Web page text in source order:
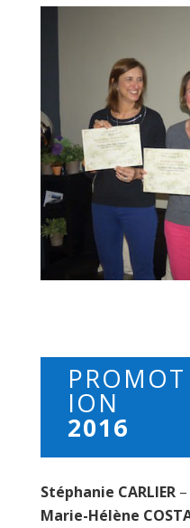
PROMOT
ION
2016
Stéphanie CARLIER–
Marie-Hélène